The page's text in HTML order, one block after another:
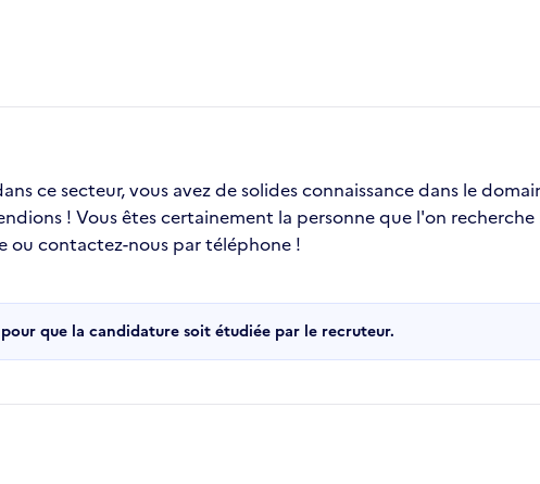
ce secteur, vous avez de solides connaissance dans le
! Vous êtes certainement la personne que l'on recherche
ou contactez-nous par téléphone !
que la candidature soit étudiée par le recruteur.